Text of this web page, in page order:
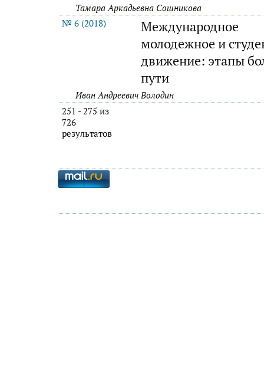
Тамара Аркадьевна Сошникова
№ 6 (2018)
Международное
молодежное и
движение: этапы
пути
Иван Андреевич Володин
251 - 275 из
726
результатов